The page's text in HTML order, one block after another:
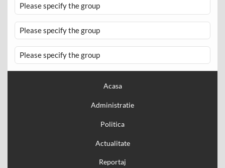
Please specify the group
Please specify the group
Please specify the group
Acasa
Administratie
Politica
Actualitate
Reportaj